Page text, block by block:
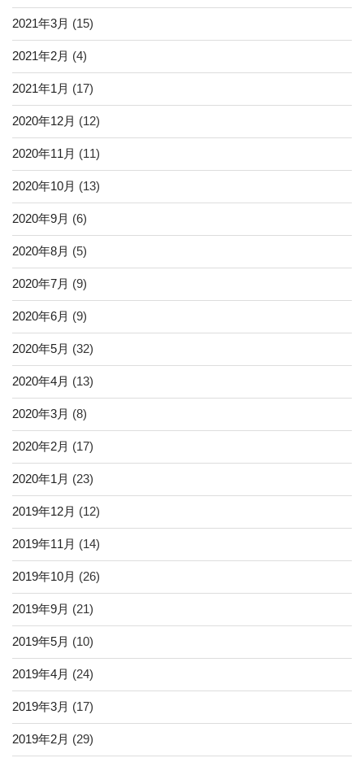
2021年3月 (15)
2021年2月 (4)
2021年1月 (17)
2020年12月 (12)
2020年11月 (11)
2020年10月 (13)
2020年9月 (6)
2020年8月 (5)
2020年7月 (9)
2020年6月 (9)
2020年5月 (32)
2020年4月 (13)
2020年3月 (8)
2020年2月 (17)
2020年1月 (23)
2019年12月 (12)
2019年11月 (14)
2019年10月 (26)
2019年9月 (21)
2019年5月 (10)
2019年4月 (24)
2019年3月 (17)
2019年2月 (29)